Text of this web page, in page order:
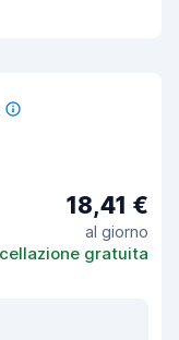
18,41 €
al giorno
gratuita